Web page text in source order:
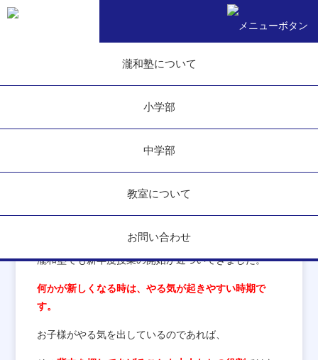
瀧和塾について
小学部
中学部
教室について
お問い合わせ
大人としての役割
瀧和塾でも新年度授業の開始が近づいてきました。
何かが新しくなる時は、やる気が起きやすい時期で
す。
お子様がやる気を出しているのであれば、